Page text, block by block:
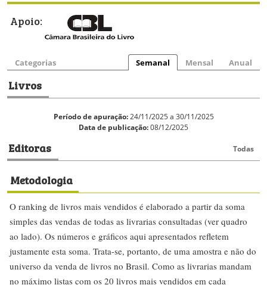
Apoio:
Categorias Semanal Mensal Anual
Livros
Período de apuração:24/11/2025 a 30/11/2025
Data de publicação:08/12/2025
Editoras Todas
Metodologia
O ranking de livros mais vendidos é elaborado a partir da soma
simples das vendas de todas as livrarias consultadas (ver quadro
ao lado). Os números e gráficos aqui apresentados refletem
justamente esta soma. Trata-se, portanto, de uma amostra e não do
universo da venda de livros no Brasil. Como as livrarias mandam
no máximo listas com os 20 livros mais vendidos em cada